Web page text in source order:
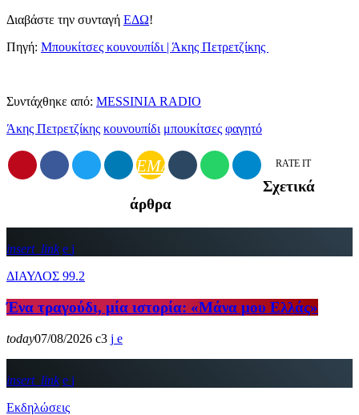
Διαβάστε την συνταγή ΕΔΩ!
Πηγή: Μπουκίτσες κουνουπίδι | Άκης Πετρετζίκης
Συντάχθηκε από: MESSINIA RADIO
Άκης Πετρετζίκης κουνουπίδι μπουκίτσες φαγητό
EMAIL RATE IT
Σχετικά
άρθρα
insert_link
ΔΙΑΥΛΟΣ 99.2
Ένα τραγούδι, μία ιστορία: «Μάνα μου Ελλάς»
today07/08/2026 3
insert_link
Εκδηλώσεις